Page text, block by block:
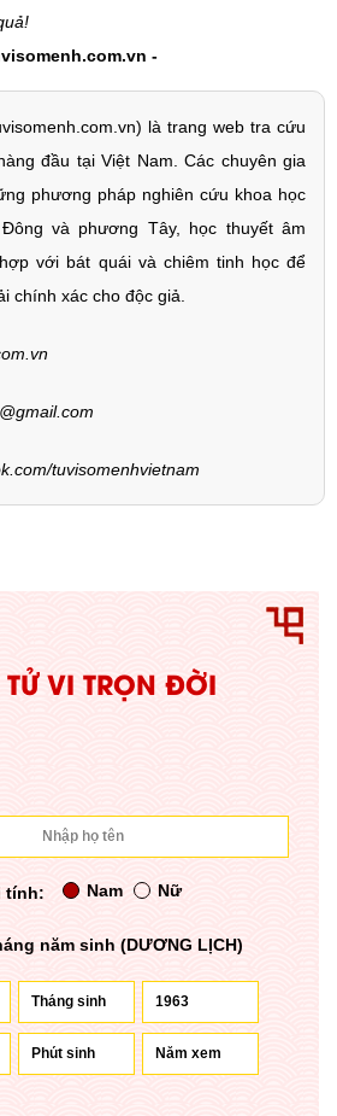
-
là trang web tra cứu
đầu tại Việt Nam. Các chuyên gia
phương pháp nghiên cứu khoa học
và phương Tây, học thuyết âm
với bát quái và chiêm tinh học để
chính xác cho độc giả.
tuvisomenhvietnam
VI TRỌN ĐỜI
tính: Nam Nữ
năm sinh (DƯƠNG LỊCH)